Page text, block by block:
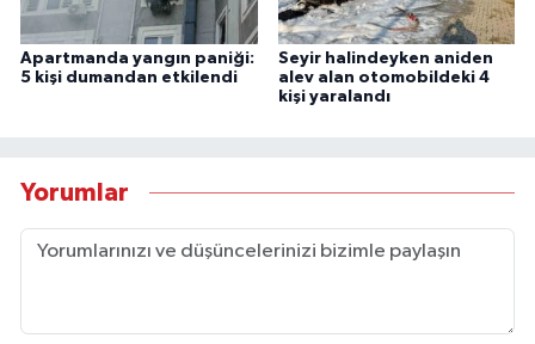
Apartmanda yangın paniği:
5 kişi dumandan etkilendi
Seyir halindeyken aniden
alev alan otomobildeki 4
kişi yaralandı
Yorumlar